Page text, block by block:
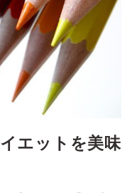
エットを美味